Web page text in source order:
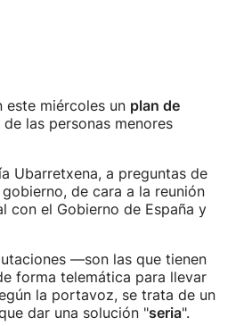
este miércoles un plan de
de las personas menores
Ubarretxena, a preguntas de
de cara a la reunión
con el Gobierno de España y
—son las que tienen
forma telemática para llevar
la portavoz, se trata de un
dar una solución "seria".